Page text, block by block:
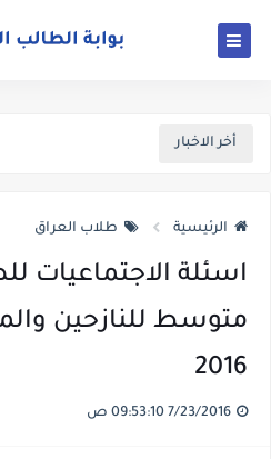
أخر الاخبار
الرئيسية طلاب العراق
اسئلة الاجتماعيات
متوسط للنازحين
2016